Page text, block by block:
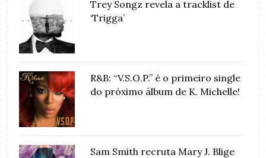
Trey Songz revela a tracklist de
‘Trigga’
R&B: “V.S.O.P.” é o primeiro single
do próximo álbum de K. Michelle!
Sam Smith recruta Mary J. Blige